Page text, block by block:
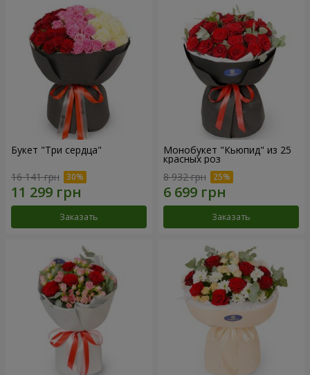
Букет "Три сердца"
16 141 грн
Заказать
Монобукет "Кьюпид" из 25
красных роз
8 932 грн
Заказать